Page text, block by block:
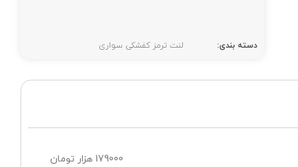
دسته بندی: لنت ترمز کفشکی سواری
179000 هزار تومان